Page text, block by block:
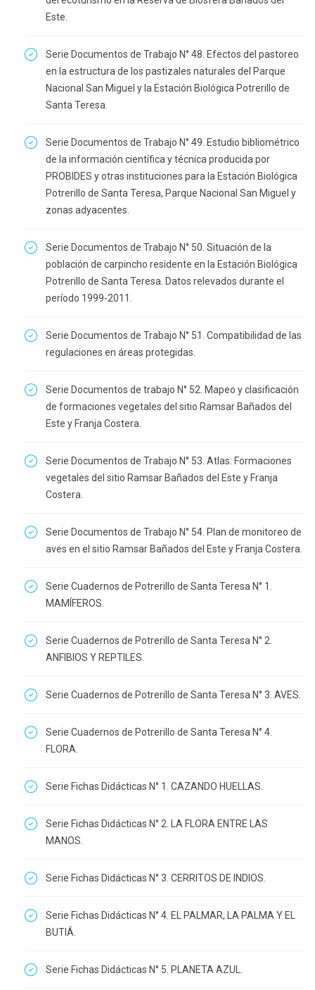
Este.
Serie Documentos de Trabajo N° 48. Efectos del pastoreo
en la estructura de los pastizales naturales del Parque
Nacional San Miguel y la Estación Biológica Potrerillo de
Santa Teresa.
Serie Documentos de Trabajo N° 49. Estudio bibliométrico
de la información científica y técnica producida por
PROBIDES y otras instituciones para la Estación Biológica
Potrerillo de Santa Teresa, Parque Nacional San Miguel y
zonas adyacentes.
Serie Documentos de Trabajo N° 50. Situación de la
población de carpincho residente en la Estación Biológica
Potrerillo de Santa Teresa. Datos relevados durante el
período 1999-2011.
Serie Documentos de Trabajo N° 51. Compatibilidad de las
regulaciones en áreas protegidas.
Serie Documentos de trabajo N° 52. Mapeo y clasificación
de formaciones vegetales del sitio Ramsar Bañados del
Este y Franja Costera.
Serie Documentos de Trabajo N° 53. Atlas: Formaciones
vegetales del sitio Ramsar Bañados del Este y Franja
Costera.
Serie Documentos de Trabajo N° 54. Plan de monitoreo de
aves en el sitio Ramsar Bañados del Este y Franja Costera.
Serie Cuadernos de Potrerillo de Santa Teresa N° 1.
MAMÍFEROS.
Serie Cuadernos de Potrerillo de Santa Teresa N° 2.
ANFIBIOS Y REPTILES.
Serie Cuadernos de Potrerillo de Santa Teresa N° 3. AVES.
Serie Cuadernos de Potrerillo de Santa Teresa N° 4.
FLORA.
Serie Fichas Didácticas N° 1. CAZANDO HUELLAS.
Serie Fichas Didácticas N° 2. LA FLORA ENTRE LAS
MANOS.
Serie Fichas Didácticas N° 3. CERRITOS DE INDIOS.
Serie Fichas Didácticas N° 4. EL PALMAR, LA PALMA Y EL
BUTIÁ.
Serie Fichas Didácticas N° 5. PLANETA AZUL.